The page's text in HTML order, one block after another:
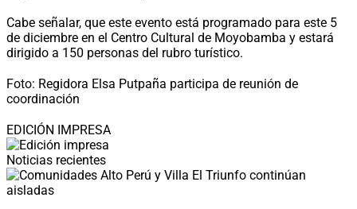
Cabe señalar, que este evento está programado para este 5
de diciembre en el Centro Cultural de Moyobamba y estará
dirigido a 150 personas del rubro turístico.
Foto: Regidora Elsa Putpaña participa de reunión de
coordinación
EDICIÓN IMPRESA
Noticias recientes